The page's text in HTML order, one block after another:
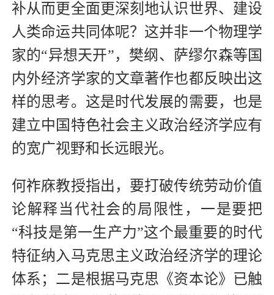
补从而更全面更深刻地认识世界、建设
人类命运共同体呢？这并非一个物理学
家的“异想天开”，樊纲、萨缪尔森等国
内外经济学家的文章著作也都反映出这
样的思考。这是时代发展的需要，也是
建立中国特色社会主义政治经济学应有
的宽广视野和长远眼光。
何祚庥教授指出，要打破传统劳动价值
论解释当代社会的局限性，一是要把
“科技是第一生产力”这个最重要的时代
特征纳入马克思主义政治经济学的理论
体系；二是根据马克思《资本论》已触